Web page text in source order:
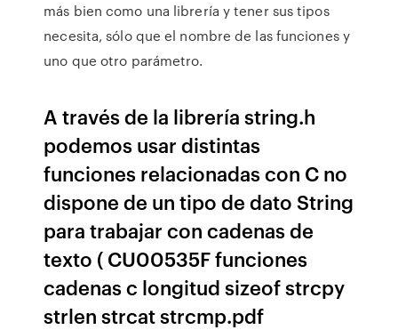
más bien como una librería y tener sus tipos
necesita, sólo que el nombre de las funciones y
uno que otro parámetro.
A través de la librería string.h
podemos usar distintas
funciones relacionadas con C no
dispone de un tipo de dato String
para trabajar con cadenas de
texto ( CU00535F funciones
cadenas c longitud sizeof strcpy
strlen strcat strcmp.pdf